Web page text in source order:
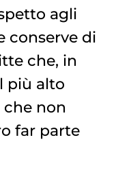
agli
conserve di
che, in
più alto
non
far parte